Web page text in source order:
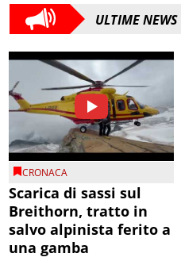
ULTIME NEWS
CRONACA
Scarica di sassi sul
Breithorn, tratto in
salvo alpinista ferito a
una gamba